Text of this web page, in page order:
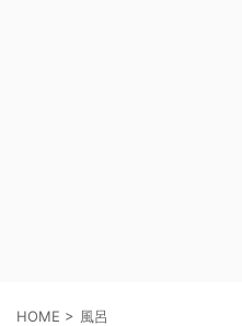
HOME > 風呂